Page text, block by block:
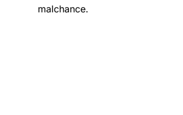
malchance.